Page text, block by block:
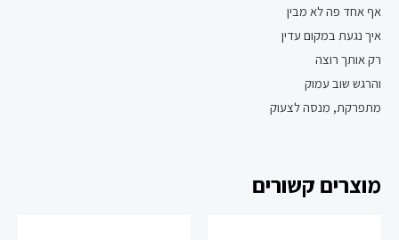
אף אחד פה לא מבין
איך נגעת במקום עדין
רק אותך רוצה
והרגש שוב עמוק
מתפרקת, מנסה לצעוק
מוצרים קשורים